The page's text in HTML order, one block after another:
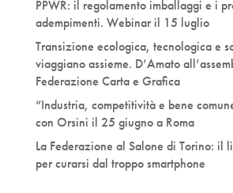
PPWR: il regolamento imballaggi e i
adempimenti. Webinar il 15 luglio
Transizione ecologica, tecnologica e
viaggiano assieme. D’Amato
Federazione Carta e Grafica
“Industria, competitività e bene
con Orsini il 25 giugno a Roma
La Federazione al Salone di Torino: il
per curarsi dal troppo smartphone